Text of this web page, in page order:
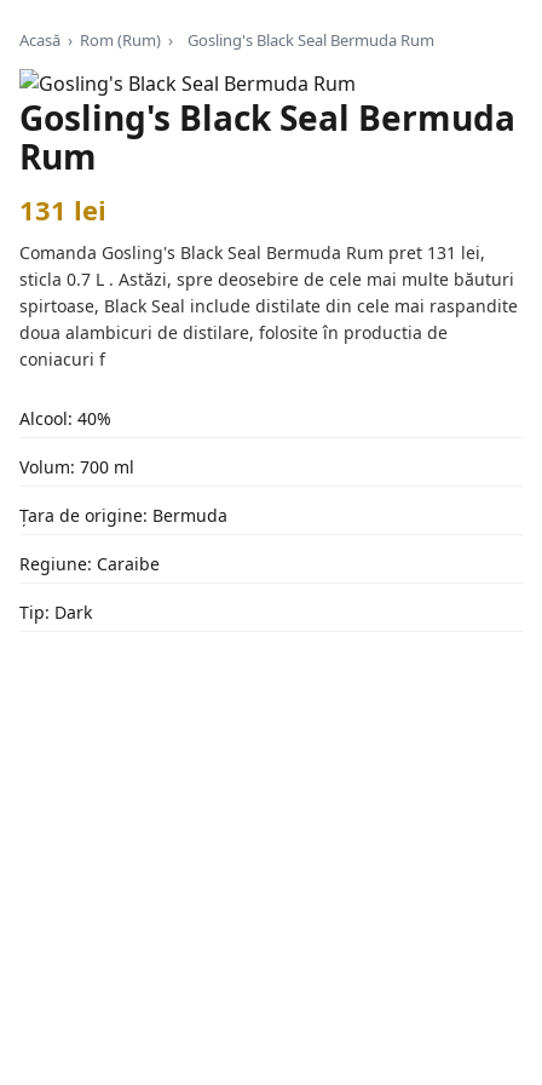
Acasă › Rom (Rum) › Gosling's Black Seal Bermuda Rum
Gosling's Black Seal Bermuda
Rum
131 lei
Comanda Gosling's Black Seal Bermuda Rum pret 131 lei,
sticla 0.7 L . Astăzi, spre deosebire de cele mai multe băuturi
spirtoase, Black Seal include distilate din cele mai raspandite
doua alambicuri de distilare, folosite în productia de
coniacuri f
Alcool: 40%
Volum: 700 ml
Țara de origine: Bermuda
Regiune: Caraibe
Tip: Dark